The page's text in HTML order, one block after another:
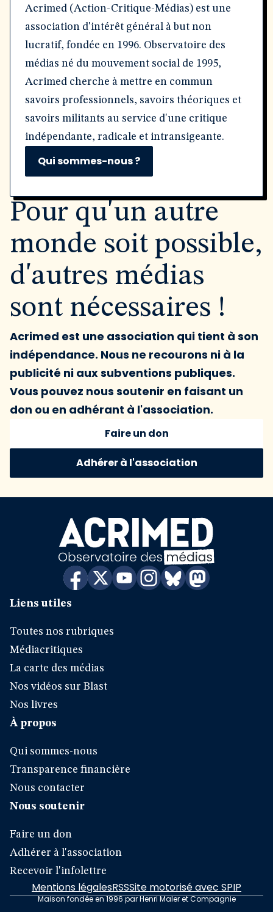
Acrimed (Action-Critique-Médias) est une
association d'intérêt général à but non
lucratif, fondée en 1996. Observatoire des
médias né du mouvement social de 1995,
Acrimed cherche à mettre en commun
savoirs professionnels, savoirs théoriques et
savoirs militants au service d'une critique
indépendante, radicale et intransigeante.
Qui sommes-nous ?
Pour qu'un autre
monde soit possible,
d'autres médias
sont nécessaires !
Acrimed est une association qui tient à son
indépendance. Nous ne recourons ni à la
publicité ni aux subventions publiques.
Vous pouvez nous soutenir en faisant un
don ou en adhérant à l'association.
Faire un don
Adhérer à l'association
Liens utiles
Toutes nos rubriques
Médiacritiques
La carte des médias
Nos vidéos sur Blast
Nos livres
À propos
Qui sommes-nous
Transparence financière
Nous contacter
Nous soutenir
Faire un don
Adhérer à l'association
Recevoir l'infolettre
Mentions légalesRSSSite motorisé avec SPIP
Maison fondée en 1996 par Henri Maler et Compagnie